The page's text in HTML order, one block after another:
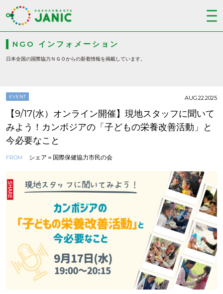
NGO インフォメーション
日本全国の国際協力ＮＧＯからの新着情報を掲載しています。
EVENT
【9/17(水）オンライン開催】現地スタッフに聞いて
みよう！カンボジアの「子どもの栄養改善活動」と
今必要なこと
FROM シェア＝国際保健協力市民の会
AUG.22.2025